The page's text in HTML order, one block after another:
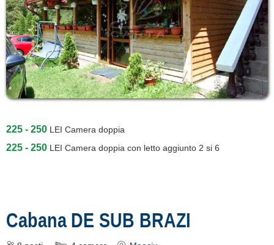
225 - 250 LEI Camera doppia
225 - 250 LEI Camera doppia con letto aggiunto 2 si 6
Cabana DE SUB BRAZI